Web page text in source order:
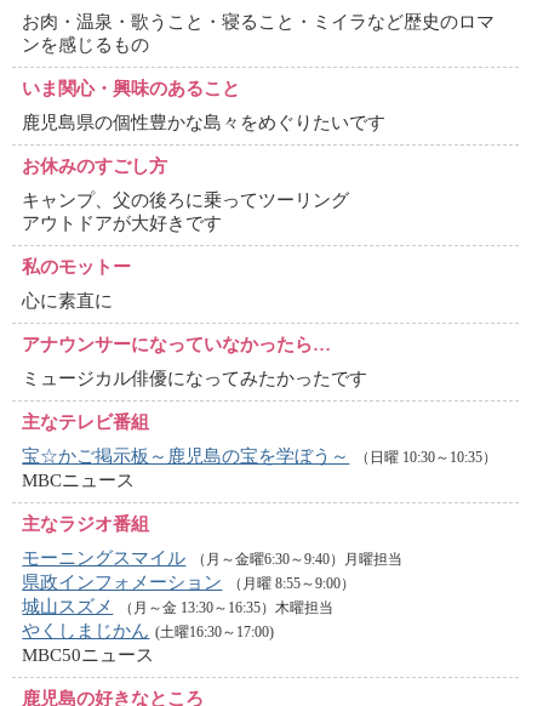
お肉・温泉・歌うこと・寝ること・ミイラなど歴史のロマ
ンを感じるもの
いま関心・興味のあること
鹿児島県の個性豊かな島々をめぐりたいです
お休みのすごし方
キャンプ、父の後ろに乗ってツーリング
アウトドアが大好きです
私のモットー
心に素直に
アナウンサーになっていなかったら…
ミュージカル俳優になってみたかったです
主なテレビ番組
宝☆かご掲示板～鹿児島の宝を学ぼう～
（日曜 10:30～10:35）
MBCニュース
主なラジオ番組
モーニングスマイル
（月～金曜6:30～9:40）月曜担当
県政インフォメーション （月曜 8:55～9:00）
城山スズメ （月～金 13:30～16:35）木曜担当
やくしまじかん (土曜16:30～17:00)
MBC50ニュース
鹿児島の好きなところ